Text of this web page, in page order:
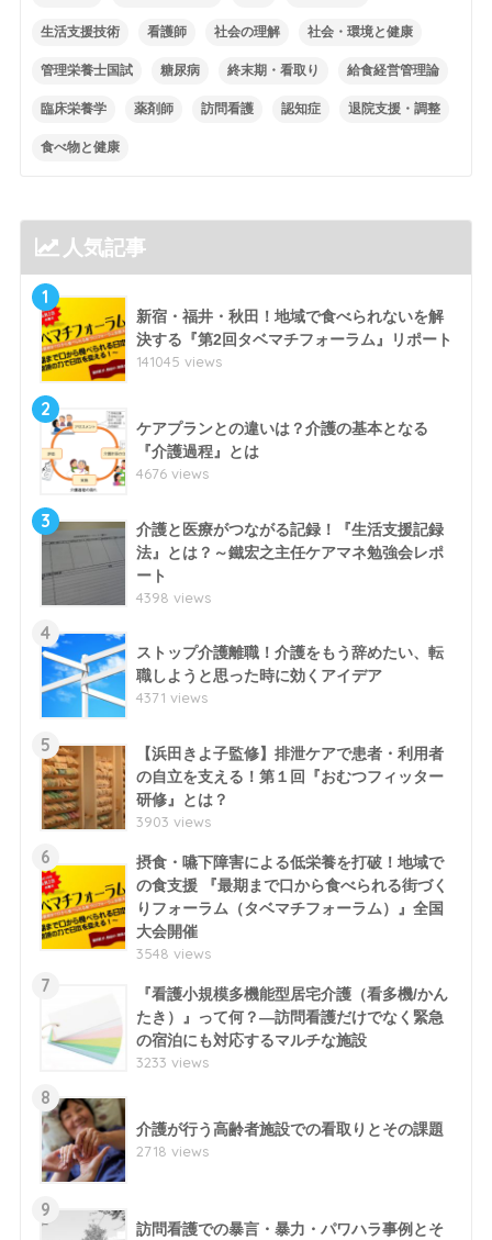
生活支援技術 看護師 社会の理解 社会・環境と健康
管理栄養士国試 糖尿病 終末期・看取り 給食経営管理論
臨床栄養学 薬剤師 訪問看護 認知症 退院支援・調整
食べ物と健康
人気記事
1
新宿・福井・秋田！地域で食べられないを解
決する『第2回タベマチフォーラム』リポート
141045 views
2
ケアプランとの違いは？介護の基本となる
『介護過程』とは
4676 views
3
介護と医療がつながる記録！『生活支援記録
法』とは？～鐵宏之主任ケアマネ勉強会レポ
ート
4398 views
4
ストップ介護離職！介護をもう辞めたい、転
職しようと思った時に効くアイデア
4371 views
5
【浜田きよ子監修】排泄ケアで患者・利用者
の自立を支える！第１回『おむつフィッター
研修』とは？
3903 views
6
摂食・嚥下障害による低栄養を打破！地域で
の食支援 『最期まで口から食べられる街づく
りフォーラム（タベマチフォーラム）』全国
大会開催
3548 views
7
『看護小規模多機能型居宅介護（看多機/かん
たき）』って何？―訪問看護だけでなく緊急
の宿泊にも対応するマルチな施設
3233 views
8
介護が行う高齢者施設での看取りとその課題
2718 views
9
訪問看護での暴言・暴力・パワハラ事例とそ